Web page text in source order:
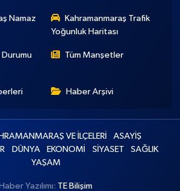
Namaz
Kahramanmaraş Trafik
Yoğunluk Haritası
Durumu
Tüm Manşetler
Haber Arşivi
VE İLÇELERİ
ASAYİŞ
DÜNYA EKONOMİ SİYASET
SAĞLIK
YAŞAM
Haber Yazılımı: TE Bilişim